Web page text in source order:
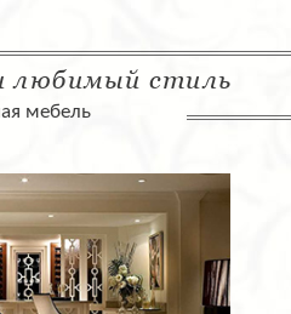
любимый стиль
мебель